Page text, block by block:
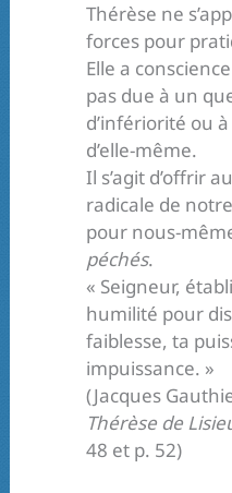
Thérèse ne
forces pour
Elle a
pas due à un
d’infériorité ou
d’elle-même.
Il s’agit d’offrir
radicale de
pour nous-
péchés.
« Seigneur,
humilité pour
faiblesse, ta
impuissance. »
(Jacques
Thérèse de
48 et p. 52)